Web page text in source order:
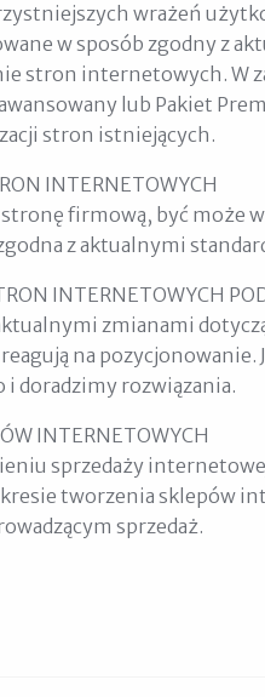
wrażeń
w sposób zgodny z
stron internetowych. W
lub Pakiet
stron istniejących.
INTERNETOWYCH
stronę firmową, być może
z aktualnymi
INTERNETOWYCH
zmianami
na
i doradzimy rozwiązania.
INTERNETOWYCH
sprzedaży
tworzenia sklepów
sprzedaż.